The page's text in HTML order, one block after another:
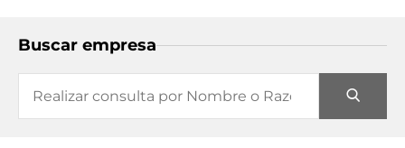
Buscar empresa